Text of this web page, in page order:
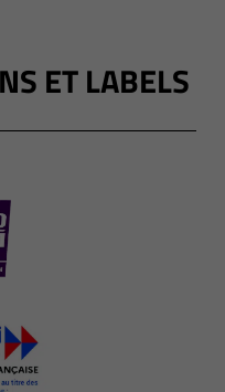
ET LABELS